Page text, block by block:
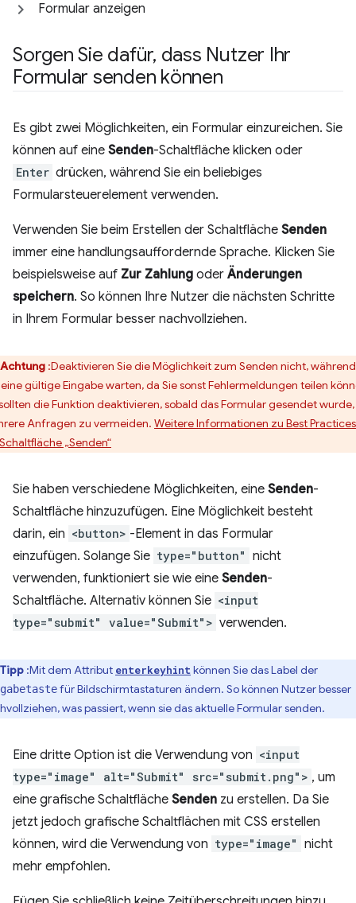
Formular anzeigen
Sorgen Sie dafür, dass Nutzer Ihr
Formular senden können
Es gibt zwei Möglichkeiten, ein Formular einzureichen. Sie
können auf eine Senden-Schaltfläche klicken oder
Enter drücken, während Sie ein beliebiges
Formularsteuerelement verwenden.
Verwenden Sie beim Erstellen der Schaltfläche Senden
immer eine handlungsauffordernde Sprache. Klicken Sie
beispielsweise auf Zur Zahlung oder Änderungen
speichern. So können Ihre Nutzer die nächsten Schritte
in Ihrem Formular besser nachvollziehen.
Achtung :Deaktivieren Sie die Möglichkeit zum Senden nicht,
gültige Eingabe warten, da Sie sonst Fehlermeldungen teilen
die Funktion deaktivieren, sobald das Formular gesendet
Anfragen zu vermeiden. Weitere Informationen zu Best
„Senden“
Sie haben verschiedene Möglichkeiten, eine Senden-
Schaltfläche hinzuzufügen. Eine Möglichkeit besteht
darin, ein <button> -Element in das Formular
einzufügen. Solange Sie type="button" nicht
verwenden, funktioniert sie wie eine Senden-
Schaltfläche. Alternativ können Sie <input
type="submit" value="Submit"> verwenden.
Tipp :Mit dem Attribut enterkeyhint können Sie das Label der
für Bildschirmtastaturen ändern. So können Nutzer besser
was passiert, wenn sie das aktuelle Formular senden.
Eine dritte Option ist die Verwendung von <input
type="image" alt="Submit" src="submit.png"> , um
eine grafische Schaltfläche Senden zu erstellen. Da Sie
jetzt jedoch grafische Schaltflächen mit CSS erstellen
können, wird die Verwendung von type="image" nicht
mehr empfohlen.